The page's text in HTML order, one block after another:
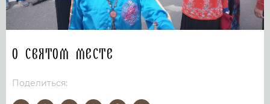
О святом месте
Поделиться: